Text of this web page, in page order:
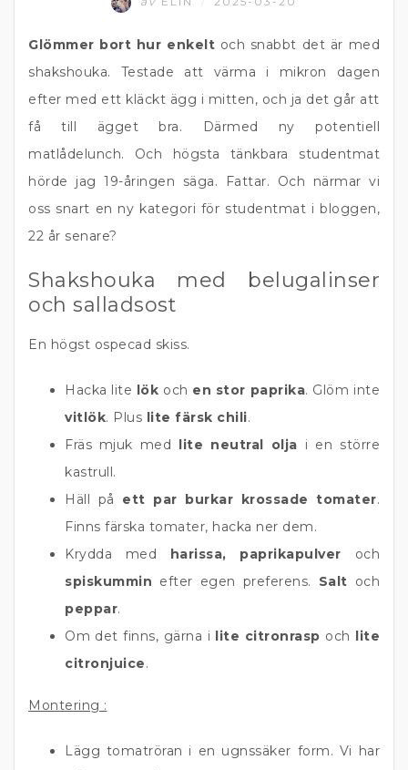
Glömmer bort hur enkelt och snabbt det är med
shakshouka. Testade att värma i mikron dagen
efter med ett kläckt ägg i mitten, och ja det går att
få till ägget bra. Därmed ny potentiell
matlådelunch. Och högsta tänkbara studentmat
hörde jag 19-åringen säga. Fattar. Och närmar vi
oss snart en ny kategori för studentmat i bloggen,
22 år senare?
Shakshouka med belugalinser
och salladsost
En högst ospecad skiss.
Hacka lite lök och en stor paprika. Glöm inte
vitlök. Plus lite färsk chili.
Fräs mjuk med lite neutral olja i en större
kastrull.
Häll på ett par burkar krossade tomater.
Finns färska tomater, hacka ner dem.
Krydda med harissa, paprikapulver och
spiskummin efter egen preferens. Salt och
peppar.
Om det finns, gärna i lite citronrasp och lite
citronjuice.
Montering :
Lägg tomatröran i en ugnssäker form. Vi har